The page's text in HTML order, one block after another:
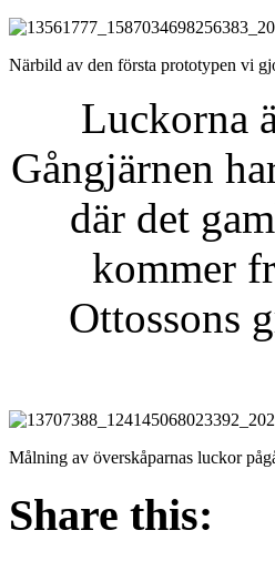
Närbild av den första prototypen vi
Luckorna
Gångjärnen
där det
kommer
Ottossons
Målning av överskåparnas luckor
Share this: